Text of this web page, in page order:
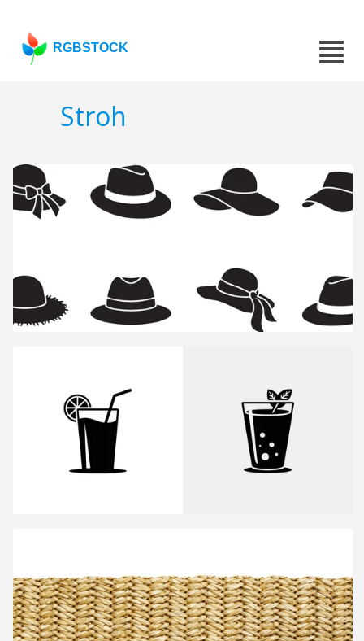
RGBSTOCK
Stroh